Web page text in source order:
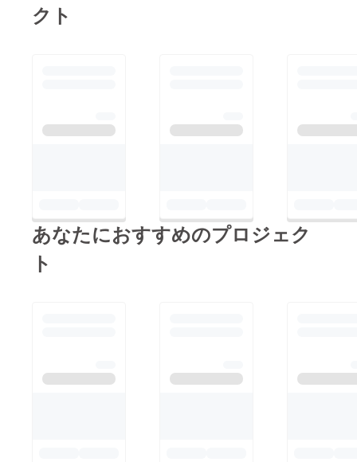
クト
あなたにおすすめのプロジェク
ト